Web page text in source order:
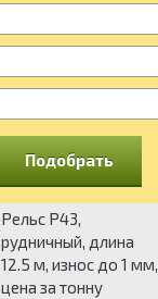
Подобрать
Рельс Р43,
рудничный, длина
12.5 м, износ до 1 мм,
цена за тонну